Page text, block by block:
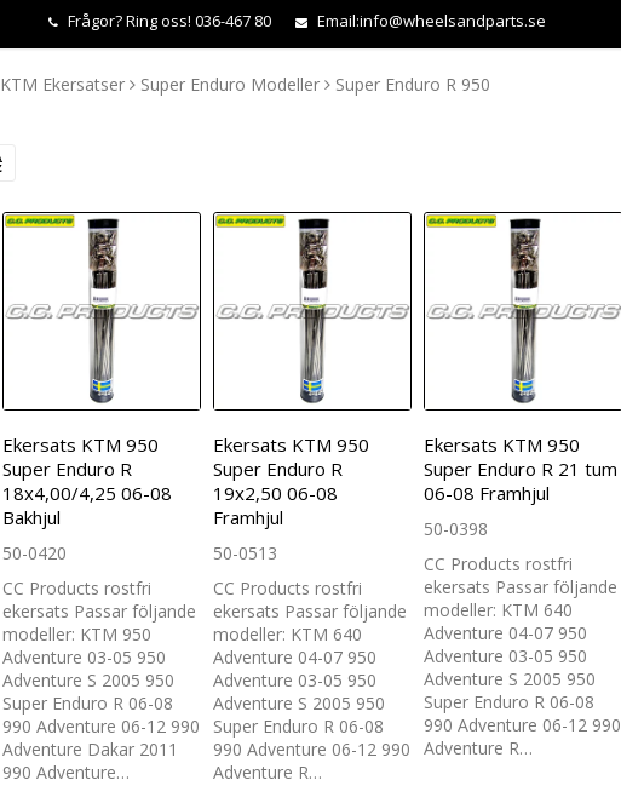
Frågor?Ring oss! 036-467 80 Email:info@wheelsandparts.se
KTM Ekersatser Super Enduro Modeller Super Enduro R 950
Ekersats KTM 950
Super Enduro R
18x4,00/4,25 06-08
Bakhjul
50-0420
CC Products rostfri
ekersats Passar följande
modeller: KTM 950
Adventure 03-05 950
Adventure S 2005 950
Super Enduro R 06-08
990 Adventure 06-12 990
Adventure Dakar 2011
990 Adventure…
Ekersats KTM 950
Super Enduro R
19x2,50 06-08
Framhjul
50-0513
CC Products rostfri
ekersats Passar följande
modeller: KTM 640
Adventure 04-07 950
Adventure 03-05 950
Adventure S 2005 950
Super Enduro R 06-08
990 Adventure 06-12 990
Adventure R…
Ekersats KTM 950
Super Enduro R 21 tum
06-08 Framhjul
50-0398
CC Products rostfri
ekersats Passar följande
modeller: KTM 640
Adventure 04-07 950
Adventure 03-05 950
Adventure S 2005 950
Super Enduro R 06-08
990 Adventure 06-12 990
Adventure R…